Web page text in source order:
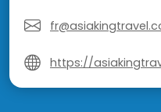
https://